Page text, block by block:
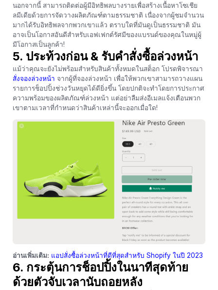
นอกจากนี้ สามารถติดต่อผู้มีอิทธิพลบางรายเพื่อสร้างเนื้อหาโซเชีย
ลมีเดียด้วยการจัดวางผลิตภัณฑ์ตามธรรมชาติ เนื่องจากผู้ชมจำนวน
มากได้รับอิทธิพลจากพวกเขาแล้ว ตราบใดที่มันดูเป็นธรรมชาติ มัน
อาจเป็นโอกาสอันดีสำหรับเอฟเฟกต์รัศมีของแบรนด์ของคุณในหมู่ผู้
มีโอกาสเป็นลูกค้า!
5. ประท้วงก่อน & รับคำสั่งซื้อล่วงหน้า
แม้ว่าคุณจะยังไม่พร้อมสำหรับสินค้าทั้งหมดในสต็อก โปรดพิจารณา
สั่งจองล่วงหน้า จากผู้ที่จองล่วงหน้า เพื่อให้พวกเขาสามารถวางแผน
รายการช็อปปิ้งช่วงวันหยุดได้ดียิ่งขึ้น โดยปกติจะทำโดยการประกาศ
ความพร้อมของผลิตภัณฑ์ล่วงหน้า แต่อย่าลืมส่งอีเมลแจ้งเตือนพวก
เขาตามเวลาที่กำหนดว่าสินค้าเหล่านี้จะออกเมื่อใด!
อ่านเพิ่มเติม: แอปสั่งซื้อล่วงหน้าที่ดีที่สุดสำหรับ Shopify ในปี 2023
6. กระตุ้นการช็อปปิ้งในนาทีสุดท้าย
ด้วยตัวจับเวลานับถอยหลัง